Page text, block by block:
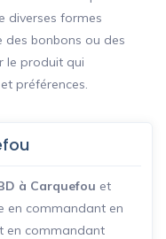
à Carquefou et
en commandant en
en commandant
diverses formes
des bonbons ou des
le produit qui
préférences.